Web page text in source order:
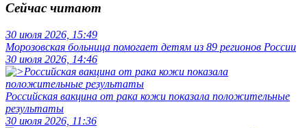
Сейчас читают
30 июля 2026, 15:49
Морозовская больница помогает детям из 89 регионов России
30 июля 2026, 14:46
Российская вакцина от рака кожи показала положительные
результаты
30 июля 2026, 11:36